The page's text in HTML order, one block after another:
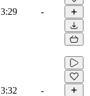
3:29 -
3:32 -